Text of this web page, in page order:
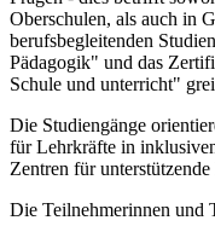
Oberschulen, als auch in
berufsbegleitenden
Pädagogik" und das
Schule und unterricht"
Die Studiengänge
für Lehrkräfte in
Zentren für
Die Teilnehmerinnen und